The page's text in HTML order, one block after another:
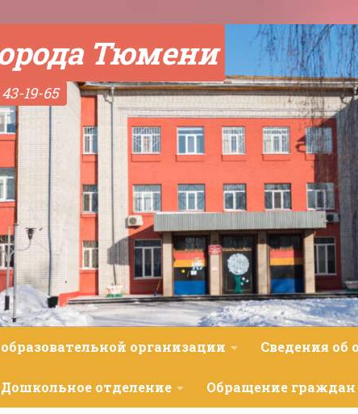
Тюмени
19-65
организации Сведения об
Дошкольное отделение Обращение граждан